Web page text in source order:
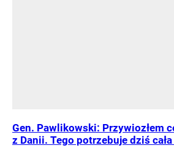
Gen. Pawlikowski: Przywiozłem
z Danii. Tego potrzebuje dziś